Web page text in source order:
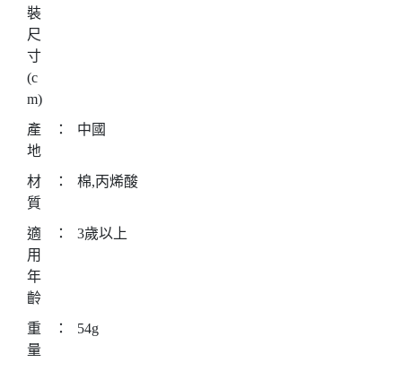
裝
尺
寸
(c
m)
產
地
： 中國
材
質
： 棉,丙烯酸
適
用
年
齡
： 3歲以上
重
量
： 54g